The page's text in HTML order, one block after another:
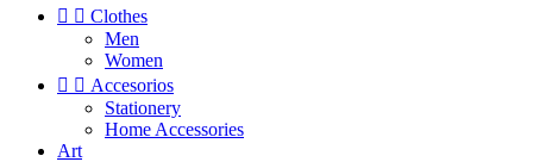
  Clothes
Men
Women
  Accesorios
Stationery
Home Accessories
Art